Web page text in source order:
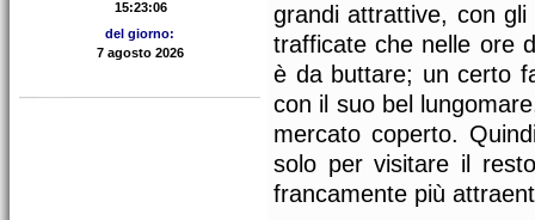
del giorno:
grandi attrattive, con
trafficate che nelle ore
è da buttare; un certo
con il suo bel
mercato coperto.
solo per visitare il
francamente più